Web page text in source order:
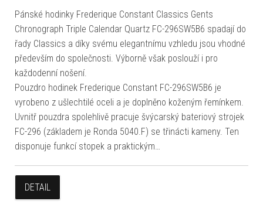
Pánské hodinky Frederique Constant Classics Gents
Chronograph Triple Calendar Quartz FC-296SW5B6 spadají do
řady Classics a díky svému elegantnímu vzhledu jsou vhodné
především do společnosti. Výborně však poslouží i pro
každodenní nošení.
Pouzdro hodinek Frederique Constant FC-296SW5B6 je
vyrobeno z ušlechtilé oceli a je doplněno koženým řemínkem.
Uvnitř pouzdra spolehlivě pracuje švýcarský bateriový strojek
FC-296 (základem je Ronda 5040.F) se třinácti kameny. Ten
disponuje funkcí stopek a praktickým…
DETAIL